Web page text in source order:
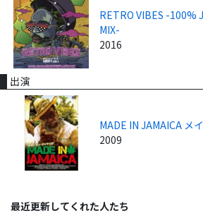
RETRO VIBES -100%
MIX-
2016
出演
MADE IN JAMAICA メ
2009
最近更新してくれた人たち